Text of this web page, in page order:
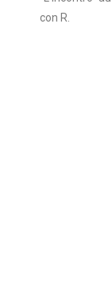
con R.